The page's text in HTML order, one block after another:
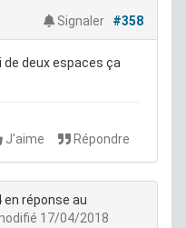
Signaler
#358
deux espaces ça
J'aime
Répondre
en réponse au
17/04/2018